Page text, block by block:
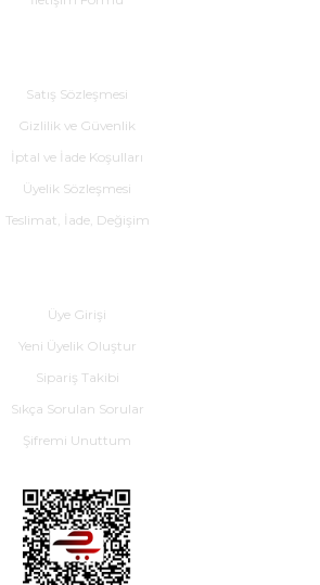
Satış Sözleşmesi
Gizlilik ve Güvenlik
İptal ve İade Koşulları
Üyelik Sözleşmesi
Teslimat, İade, Değişim
Üye Girişi
Yeni Üyelik Oluştur
Sipariş Takibi
Sıkça Sorulan Sorular
Şifremi Unuttum